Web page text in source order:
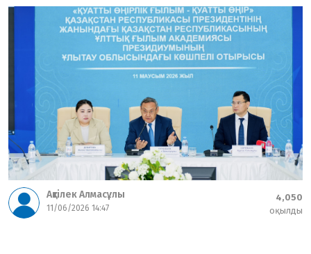
Ақтілек Алмасұлы
11/06/2026 14:47
4,050
оқылды